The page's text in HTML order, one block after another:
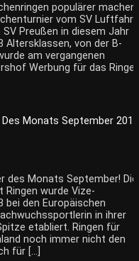
populärer machen!
vom SV Luftfahrt
Preußen in diesem Jahr
Altersklassen, von der B-
am vergangenen
Werbung für das
Monats September 2019
des Monats September! Die
Ringen wurde Vize-
bei den Europäischen
in ihrer
etabliert. Ringen für
noch immer nicht den
für […]